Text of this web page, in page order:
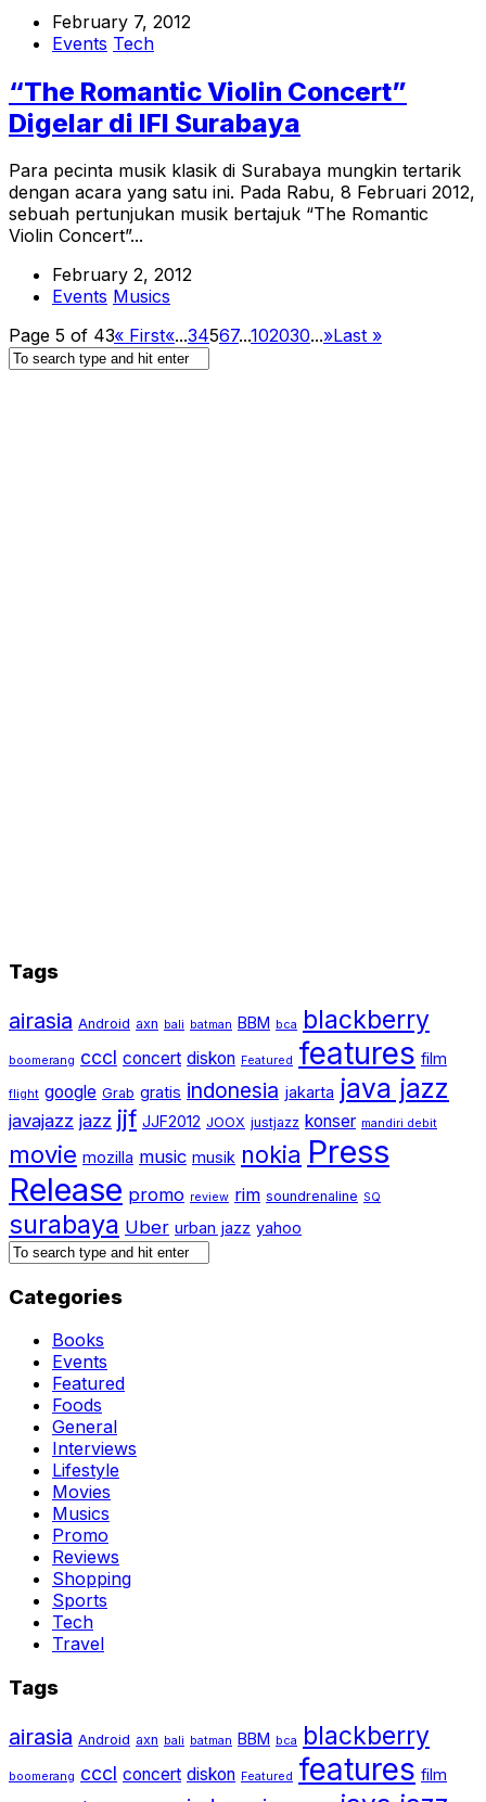
February 7, 2012
Events Tech
“The Romantic Violin Concert”
Digelar di IFI Surabaya
Para pecinta musik klasik di Surabaya mungkin tertarik
dengan acara yang satu ini. Pada Rabu, 8 Februari 2012,
sebuah pertunjukan musik bertajuk “The Romantic
Violin Concert”...
February 2, 2012
Events Musics
Page 5 of 43« First«...34567...102030...»Last »
Tags
airasia Android axn bali batman BBM bca blackberry
boomerang cccl concert diskon Featured features film
flight google Grab gratis indonesia jakarta java jazz
javajazz jazz jjf JJF2012 JOOX justjazz konser mandiri debit
movie mozilla music musik nokia Press
Release promo review rim soundrenaline SQ
surabaya Uber urban jazz yahoo
Categories
Books
Events
Featured
Foods
General
Interviews
Lifestyle
Movies
Musics
Promo
Reviews
Shopping
Sports
Tech
Travel
Tags
airasia Android axn bali batman BBM bca blackberry
boomerang cccl concert diskon Featured features film